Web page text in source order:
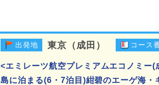
出発地 東京（成田） コース
<エミレーツ航空プレミアムエコノミー
島に泊まる(6・7泊目)紺碧のエーゲ海・